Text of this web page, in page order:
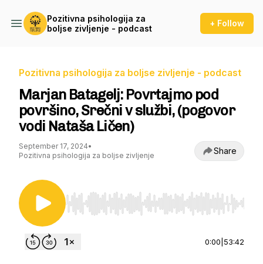
Pozitivna psihologija za
boljse zivljenje - podcast
+ Follow
Pozitivna psihologija za boljse zivljenje - podcast
Marjan Batagelj: Povrtajmo pod
površino, Srečni v službi, (pogovor
vodi Nataša Ličen)
September 17, 2024•
Pozitivna psihologija za boljse zivljenje
Share
Use Left/Right to seek, Home/End to jump to
0:00 53:42